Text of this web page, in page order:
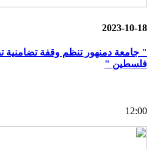
2023-10-18
" جامعة دمنهور تنظم وقفة تضامنية
فلسطين "
12:00